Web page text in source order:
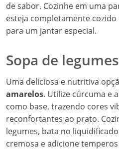
de sabor. Cozinhe em uma
esteja completamente
para um jantar especial.
Sopa de
Uma deliciosa e nutritiva
amarelos. Utilize cúrcuma e
como base, trazendo cores
reconfortantes ao prato.
legumes, bata no
cremosa e adicione